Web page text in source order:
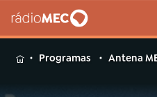
MENUProgramas Antena